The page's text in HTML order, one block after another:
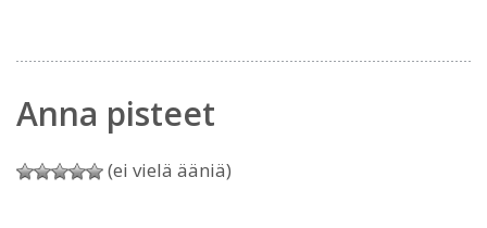
Anna pisteet
(ei vielä ääniä)